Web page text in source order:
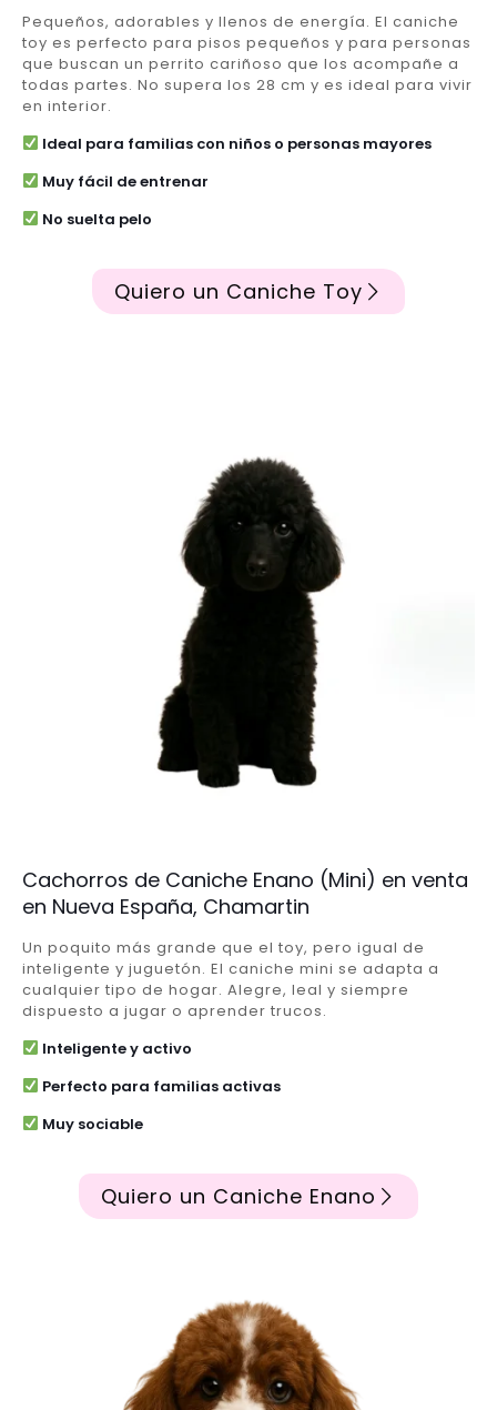
Pequeños, adorables y llenos de energía. El caniche
toy es perfecto para pisos pequeños y para personas
que buscan un perrito cariñoso que los acompañe a
todas partes. No supera los 28 cm y es ideal para vivir
en interior.
Ideal para familias con niños o personas mayores
Muy fácil de entrenar
No suelta pelo
Quiero un Caniche Toy
Cachorros de Caniche Enano (Mini) en venta
en Nueva España, Chamartin
Un poquito más grande que el toy, pero igual de
inteligente y juguetón. El caniche mini se adapta a
cualquier tipo de hogar. Alegre, leal y siempre
dispuesto a jugar o aprender trucos.
Inteligente y activo
Perfecto para familias activas
Muy sociable
Quiero un Caniche Enano